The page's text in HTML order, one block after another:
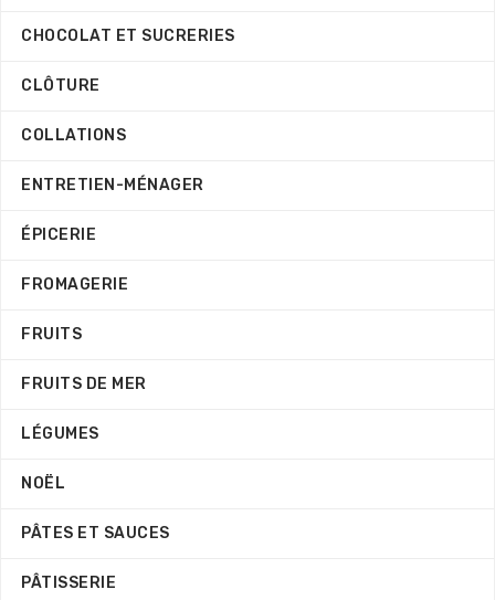
CHOCOLAT ET SUCRERIES
CLÔTURE
COLLATIONS
ENTRETIEN-MÉNAGER
ÉPICERIE
FROMAGERIE
FRUITS
FRUITS DE MER
LÉGUMES
NOËL
PÂTES ET SAUCES
PÂTISSERIE